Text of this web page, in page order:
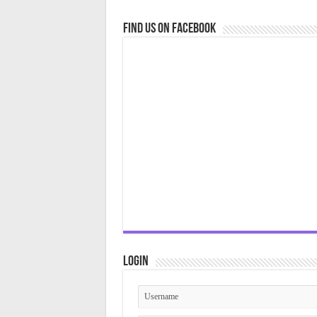
Find us on Facebook
Login